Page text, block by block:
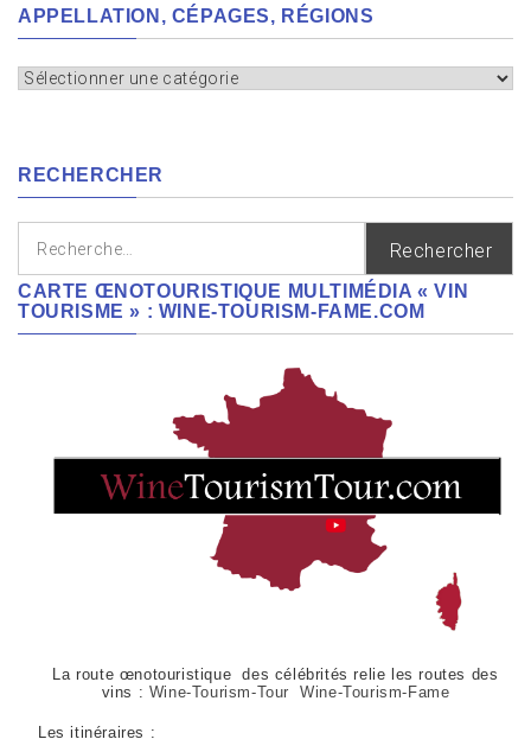
APPELLATION, CÉPAGES, RÉGIONS
Appellation,
RECHERCHER
Rechercher :
CARTE ŒNOTOURISTIQUE MULTIMÉDIA « VIN
TOURISME » : WINE-TOURISM-FAME.COM
La route œnotouristique des célébrités relie les routes des
vins : Wine-Tourism-Tour Wine-Tourism-Fame
Les itinéraires :